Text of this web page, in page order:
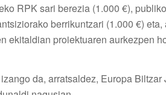
RPK sari berezia (1.000 €),
berrikuntzari (1.000 €)
ekitaldian proiektuaren aurkezpen
izango da, arratsaldez, Europa Biltzar